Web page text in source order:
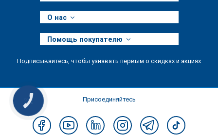
О нас
Помощь покупателю
Подписывайтесь, чтобы узнавать первым о скидках и акциях
Присоединяйтесь
КНОПКА
ЗВ'ЯЗКУ